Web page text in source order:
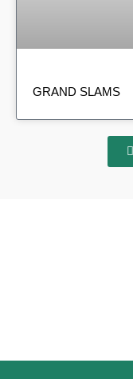
GRAND SLAMS